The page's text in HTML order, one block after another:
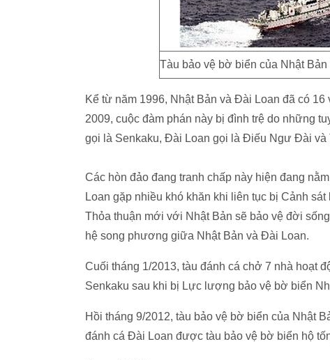
Tàu bảo vệ bờ biển của Nhật Bản
Kể từ năm 1996, Nhật Bản và Đài Loan đã có
2009, cuộc đàm phán này bị đình trệ do những
gọi là Senkaku, Đài Loan gọi là Điếu Ngư Đài và
Các hòn đảo đang tranh chấp này hiện đang
Loan gặp nhiều khó khăn khi liên tục bị Cảnh
Thỏa thuận mới với Nhật Bản sẽ bảo vệ đời
hệ song phương giữa Nhật Bản và Đài Loan.
Cuối tháng 1/2013, tàu đánh cá chở 7 nhà hoạt
Senkaku sau khi bị Lực lượng bảo vệ bờ biển
Hồi tháng 9/2012, tàu bảo vệ bờ biển của Nhật
đánh cá Đài Loan được tàu bảo vệ bờ biển hộ